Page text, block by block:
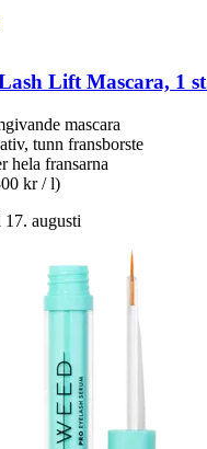
Lift Mascara, 1
mascara
tunn fransborste
hela fransarna
kr / l)
augusti